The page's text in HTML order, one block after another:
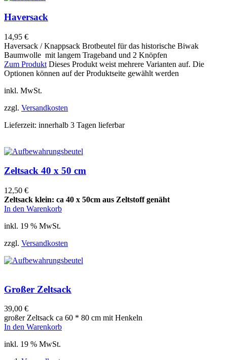
Haversack
14,95 €
Haversack / Knappsack Brotbeutel für das historische Biwak
Baumwolle mit langem Trageband und 2 Knöpfen
Zum Produkt Dieses Produkt weist mehrere Varianten auf. Die
Optionen können auf der Produktseite gewählt werden
inkl. MwSt.
zzgl. Versandkosten
Lieferzeit: innerhalb 3 Tagen lieferbar
Zeltsack 40 x 50 cm
12,50 €
Zeltsack klein: ca 40 x 50cm aus Zeltstoff genäht
In den Warenkorb
inkl. 19 % MwSt.
zzgl. Versandkosten
Großer Zeltsack
39,00 €
großer Zeltsack ca 60 * 80 cm mit Henkeln
In den Warenkorb
inkl. 19 % MwSt.